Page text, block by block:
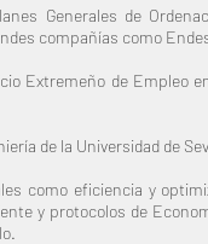
Generales de
compañías como
Extremeño de Empleo
de la Universidad de
como eficiencia y
y protocolos de